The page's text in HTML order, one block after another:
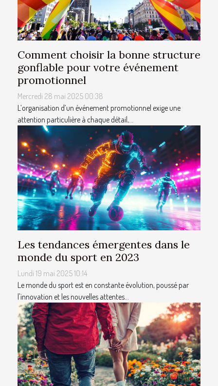
Comment choisir la bonne structure
gonflable pour votre événement
promotionnel
Mercredi 28 mai 2025 00:38
L’organisation d’un événement promotionnel exige une
attention particulière à chaque détail,...
Les tendances émergentes dans le
monde du sport en 2023
Lundi 19 mai 2025 10:14
Le monde du sport est en constante évolution, poussé par
l'innovation et les nouvelles attentes...